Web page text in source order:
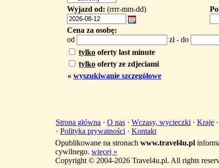
Wyjazd od: (rrrr-mm-dd)
Cena za osobę:
od
zł - do
tylko oferty last minute
tylko oferty ze zdjeciami
« wyszukiwanie szczegółowe
Strona główna · O nas · Wczasy, wycieczki · Kraje
· Polityka prywatności · Kontakt
Opublikowane na stronach www.travel4u.pl
cywilnego. więcej »
Copyright © 2004-2026 Travel4u.pl. All rights